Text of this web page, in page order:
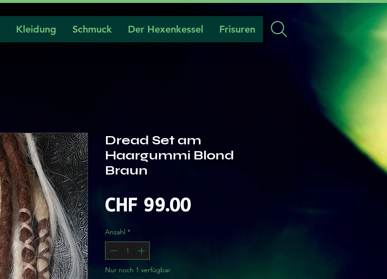
Kleidung Schmuck Der Hexenkessel Frisuren
Dread Set am
Haargummi Blond
Braun
CHF 99.00Preis
Anzahl *
Nur noch 1 verfügbar